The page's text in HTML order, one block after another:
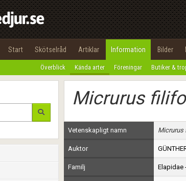
Start Skötselråd Artiklar Information Bilder
Överblick Kända arter Föreningar Butiker &
Micrurus
Vetenskapligt namn Micrurus
Auktor
Familj Elapidae
integritetspolicy
Namn:
Epost:
Användarnamn:
Lösenord:
Terms of Service
Begär nytt lösenord